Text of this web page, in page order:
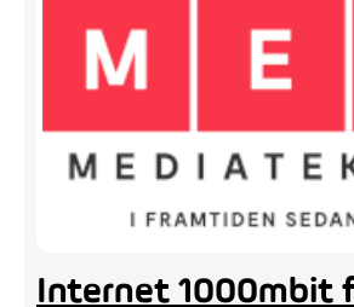
Internet 1000mbit